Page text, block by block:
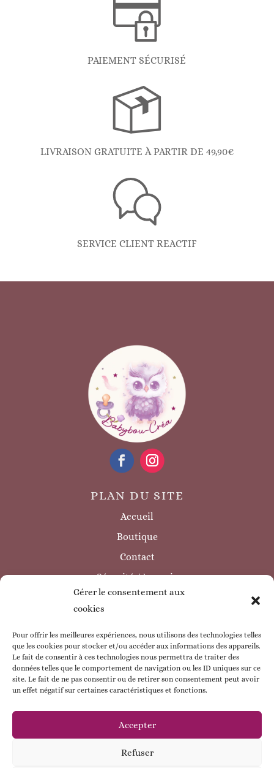
Gérer le consentement aux
cookies
Pour offrir les meilleures expériences, nous utilisons des technologies telles
que les cookies pour stocker et/ou accéder aux informations des appareils.
Le fait de consentir à ces technologies nous permettra de traiter des
données telles que le comportement de navigation ou les ID uniques sur ce
site. Le fait de ne pas consentir ou de retirer son consentement peut avoir
un effet négatif sur certaines caractéristiques et fonctions.
Accepter
Refuser
PAIEMENT SÉCURISÉ
LIVRAISON GRATUITE À PARTIR DE 49,90€
SERVICE CLIENT REACTIF
PLAN DU SITE
Accueil
Boutique
Contact
Sécurité / à savoir
INFORMATIONS LÉGALES
Mentions légales
Politique de confidentialité
Politique de cookie
CGV
ESPACE CLIENT
Mon compte
Mes coordonnées